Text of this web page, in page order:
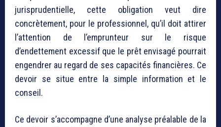
jurisprudentielle, cette obligation veut dire
concrètement, pour le professionnel, qu’il doit attirer
l’attention de l’emprunteur sur le risque
d’endettement excessif que le prêt envisagé pourrait
engendrer au regard de ses capacités financières. Ce
devoir se situe entre la simple information et le
conseil.
Ce devoir s’accompagne d’une analyse préalable de la